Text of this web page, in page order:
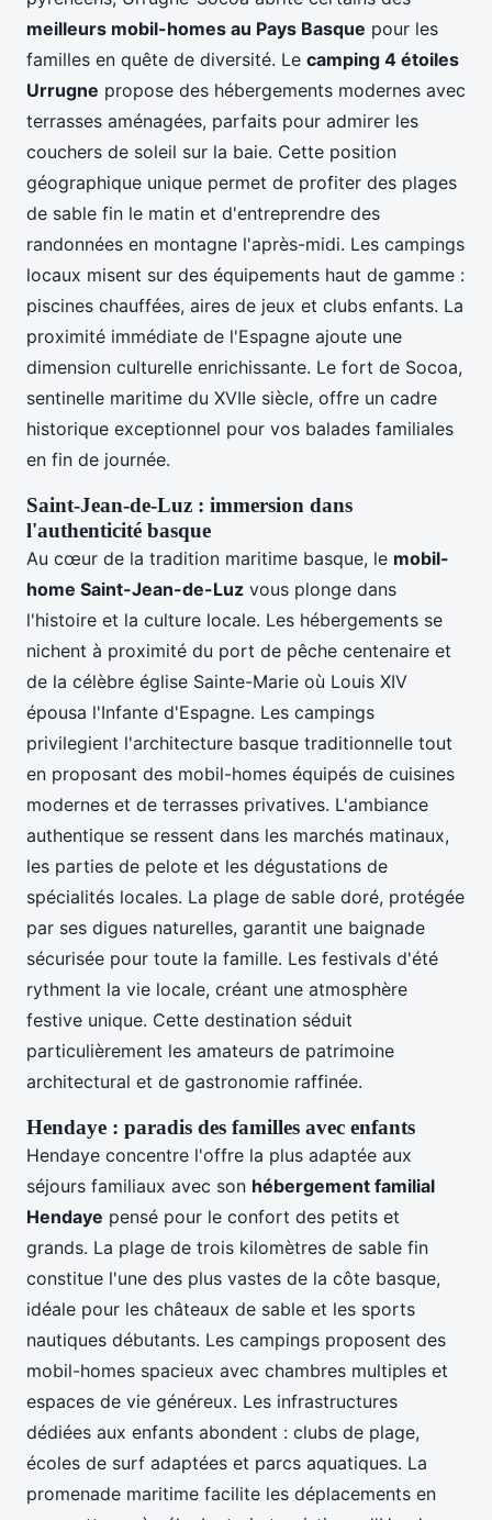
meilleurs mobil-homes au Pays Basque pour les
familles en quête de diversité. Le camping 4 étoiles
Urrugne propose des hébergements modernes avec
terrasses aménagées, parfaits pour admirer les
couchers de soleil sur la baie. Cette position
géographique unique permet de profiter des plages
de sable fin le matin et d'entreprendre des
randonnées en montagne l'après-midi. Les campings
locaux misent sur des équipements haut de gamme :
piscines chauffées, aires de jeux et clubs enfants. La
proximité immédiate de l'Espagne ajoute une
dimension culturelle enrichissante. Le fort de Socoa,
sentinelle maritime du XVIIe siècle, offre un cadre
historique exceptionnel pour vos balades familiales
en fin de journée.
Saint-Jean-de-Luz : immersion dans
l'authenticité basque
Au cœur de la tradition maritime basque, le mobil-
home Saint-Jean-de-Luz vous plonge dans
l'histoire et la culture locale. Les hébergements se
nichent à proximité du port de pêche centenaire et
de la célèbre église Sainte-Marie où Louis XIV
épousa l'Infante d'Espagne. Les campings
privilegient l'architecture basque traditionnelle tout
en proposant des mobil-homes équipés de cuisines
modernes et de terrasses privatives. L'ambiance
authentique se ressent dans les marchés matinaux,
les parties de pelote et les dégustations de
spécialités locales. La plage de sable doré, protégée
par ses digues naturelles, garantit une baignade
sécurisée pour toute la famille. Les festivals d'été
rythment la vie locale, créant une atmosphère
festive unique. Cette destination séduit
particulièrement les amateurs de patrimoine
architectural et de gastronomie raffinée.
Hendaye : paradis des familles avec enfants
Hendaye concentre l'offre la plus adaptée aux
séjours familiaux avec son hébergement familial
Hendaye pensé pour le confort des petits et
grands. La plage de trois kilomètres de sable fin
constitue l'une des plus vastes de la côte basque,
idéale pour les châteaux de sable et les sports
nautiques débutants. Les campings proposent des
mobil-homes spacieux avec chambres multiples et
espaces de vie généreux. Les infrastructures
dédiées aux enfants abondent : clubs de plage,
écoles de surf adaptées et parcs aquatiques. La
promenade maritime facilite les déplacements en